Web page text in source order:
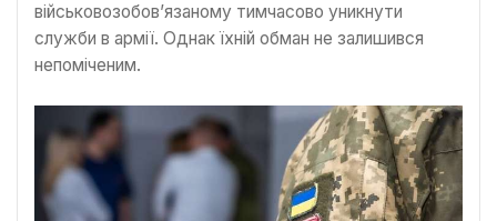
військовозобов’язаному тимчасово уникнути
служби в армії. Однак їхній обман не залишився
непоміченим.